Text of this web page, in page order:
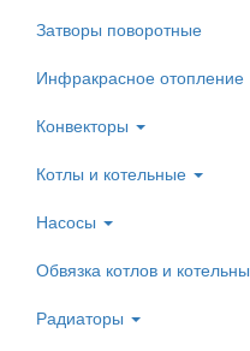
Затворы поворотные
Инфракрасное отопление
Конвекторы
Котлы и котельные
Насосы
Обвязка котлов и
Радиаторы